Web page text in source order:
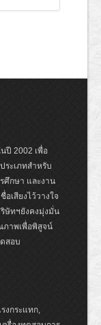
ปี 2002 เพื่อ
ระเภทสำหรับ
ศึกษา และงาน
เสียงไว้วางใจ
ษัทฯยังคงมุ่งมั่น
าพเพื่อพิสูจน์
สอบ
งกระแทก,